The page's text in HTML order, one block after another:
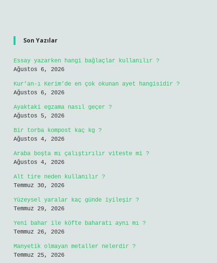
Son Yazılar
Essay yazarken hangi bağlaçlar kullanılır ?
Ağustos 6, 2026
Kur’an-ı Kerim’de en çok okunan ayet hangisidir ?
Ağustos 6, 2026
Ayaktaki egzama nasıl geçer ?
Ağustos 5, 2026
Bir torba kompost kaç kg ?
Ağustos 4, 2026
Araba boşta mı çalıştırılır viteste mi ?
Ağustos 4, 2026
Alt tire neden kullanılır ?
Temmuz 30, 2026
Yüzeysel yaralar kaç günde iyileşir ?
Temmuz 29, 2026
Yeni bahar ile köfte baharatı aynı mı ?
Temmuz 26, 2026
Manyetik olmayan metaller nelerdir ?
Temmuz 25, 2026